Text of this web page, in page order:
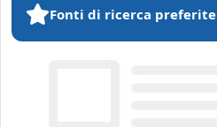
Fonti di ricerca preferite